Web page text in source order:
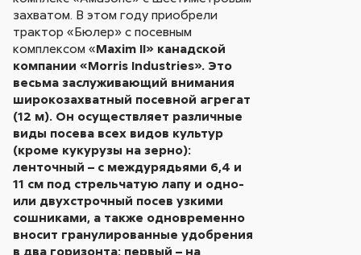
захватом. В этом году приобрели
трактор «Бюлер» с посевным
комплексом «Maxim II» канадской
компании «Morris Industries». Это
весьма заслуживающий внимания
широкозахватный посевной агрегат
(12 м). Он осуществляет различные
виды посева всех видов культур
(кроме кукурузы на зерно):
ленточный – с междурядьями 6,4 и
11 см под стрельчатую лапу и одно-
или двухстрочный посев узкими
сошниками, а также одновременно
вносит гранулированные удобрения
в два горизонта: первый – на